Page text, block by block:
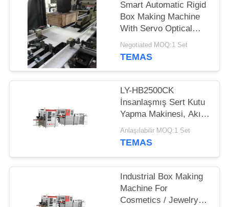
Smart Automatic Rigid
Box Making Machine
With Servo Optical
Fiber Positioning
System
Negotiated MOQ:1 Set
TEMAS
LY-HB2500CK
İnsanlaşmış Sert Kutu
Yapma Makinesi, Akıllı
Yüksek Hızlı Karton
Kutu Yapımı
Anlaşılabilir MOQ:1 Set
TEMAS
Industrial Box Making
Machine For
Cosmetics / Jewelry